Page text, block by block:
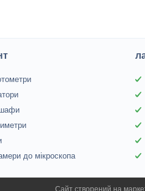
до мікроскопа
Сайт створений на